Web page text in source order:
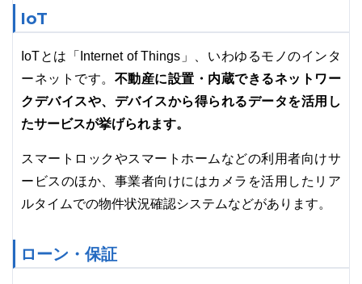
IoT
IoTとは「Internet of Things」、いわゆるモノのインタ
ーネットです。 不動産に設置・内蔵できるネットワー
クデバイスや、デバイスから得られるデータを活用し
たサービスが挙げられます。
スマートロックやスマートホームなどの利用者向けサ
ービスのほか、事業者向けにはカメラを活用したリア
ルタイムでの物件状況確認システムなどがあります。
ローン・保証